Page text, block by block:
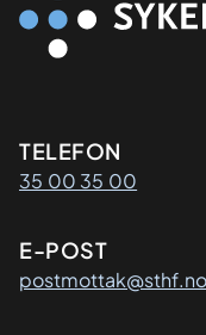
TELEFON
35 00 35 00
E-POST
postmottak@sthf.no